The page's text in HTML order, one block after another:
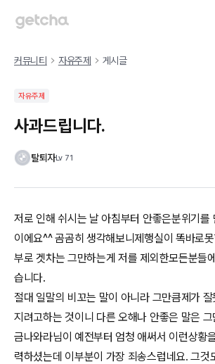
커뮤니티 자유주제 게시글
자유주제
사과드립니다.
탈퇴자Lv 71
저로 인해 쉬시는 날 아침부터 안좋은분위기를
이에요^^ 곰곰히 생각해보니제행실이 똑바로
부로 겟차는 그만하는게 저를 제외한모든분들
습니다.
절대 일말의 비꼬는 말이 아니라 그만큼제가
지려고하는 것이니 다른 오해나 안좋은 말은
금나와라님이 예전부터 엄청 애써서 이런상황
력하셨는데 이부분이 가장 죄송스럽네요. 그것